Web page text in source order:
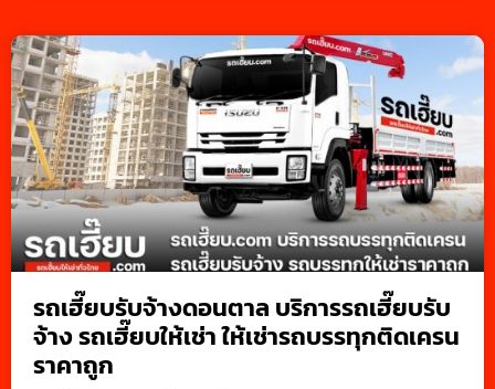
รถเฮี๊ยบรับจ้างดอนตาล บริการรถเฮี๊ยบรับ
จ้าง รถเฮี๊ยบให้เช่า ให้เช่ารถบรรทุกติดเครน
ราคาถูก